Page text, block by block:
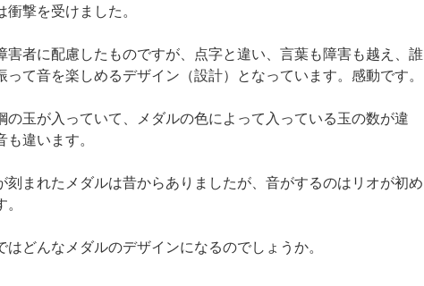
衝撃を受けました。
害者に配慮したものですが、点字と違い、言葉も障害も越え、誰
って音を楽しめるデザイン（設計）となっています。感動です。
の玉が入っていて、メダルの色によって入っている玉の数が違
も違います。
刻まれたメダルは昔からありましたが、音がするのはリオが初め
。
はどんなメダルのデザインになるのでしょうか。